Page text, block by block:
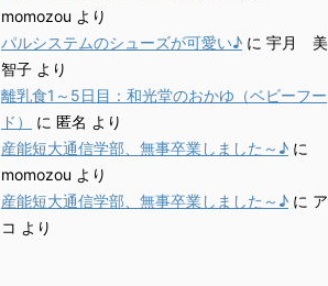
momozou より
パルシステムのシューズが可愛い♪ に 宇月 美
智子 より
離乳食1～5日目：和光堂のおかゆ（ベビーフー
ド）
に 匿名 より
産能短大通信学部、無事卒業しました～♪ に
momozou より
産能短大通信学部、無事卒業しました～♪ に ア
コ より